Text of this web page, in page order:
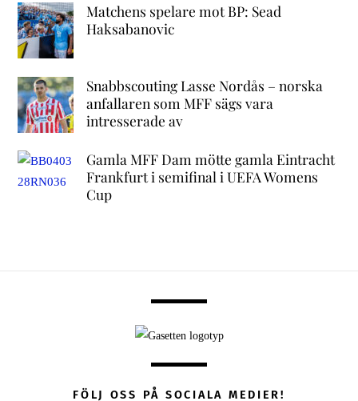
Matchens spelare mot BP: Sead
Haksabanovic
Snabbscouting Lasse Nordås – norska
anfallaren som MFF sägs vara
intresserade av
Gamla MFF Dam mötte gamla Eintracht
Frankfurt i semifinal i UEFA Womens
Cup
FÖLJ OSS PÅ SOCIALA MEDIER!